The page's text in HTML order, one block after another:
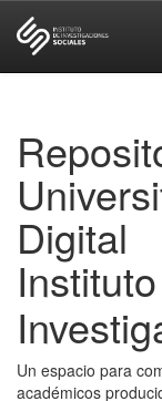
Digital
Un espacio para
académicos